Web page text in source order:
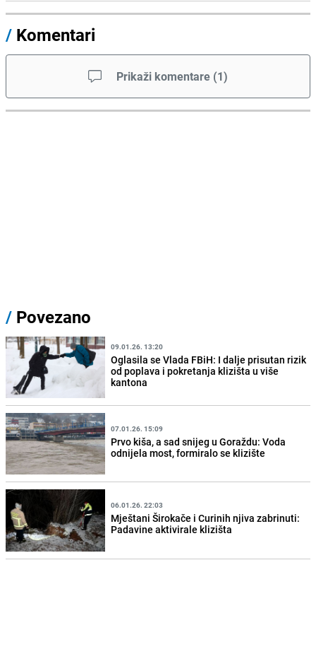
/ Komentari
Prikaži komentare (1)
/ Povezano
09.01.26. 13:20
Oglasila se Vlada FBiH: I dalje prisutan rizik
od poplava i pokretanja klizišta u više
kantona
07.01.26. 15:09
Prvo kiša, a sad snijeg u Goraždu: Voda
odnijela most, formiralo se klizište
06.01.26. 22:03
Mještani Širokače i Curinih njiva zabrinuti:
Padavine aktivirale klizišta